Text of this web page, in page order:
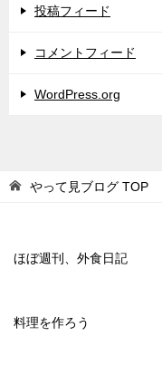
投稿フィード
コメントフィード
WordPress.org
やって見ブログ TOP
ほぼ週刊、外食日記
料理を作ろう